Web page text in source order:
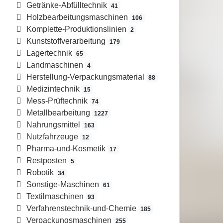
Getränke-Abfülltechnik 41
Holzbearbeitungsmaschinen 106
Komplette-Produktionslinien 2
Kunststoffverarbeitung 179
Lagertechnik 65
Landmaschinen 4
Herstellung-Verpackungsmaterial 88
Medizintechnik 15
Mess-Prüftechnik 74
Metallbearbeitung 1227
Nahrungsmittel 163
Nutzfahrzeuge 12
Pharma-und-Kosmetik 17
Restposten 5
Robotik 34
Sonstige-Maschinen 61
Textilmaschinen 93
Verfahrenstechnik-und-Chemie 185
Verpackungsmaschinen 255